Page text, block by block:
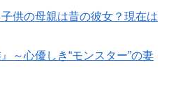
供の母親は昔の彼女？現在は
～心優しき“モンスター”の妻